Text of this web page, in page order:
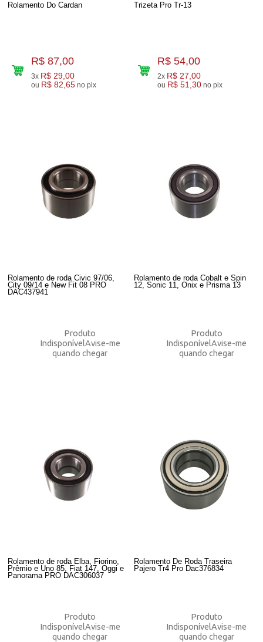
Rolamento Do Cardan
R$ 87,00
3x R$ 29,00
ou R$ 82,65 no pix
Trizeta Pro Tr-13
R$ 54,00
2x R$ 27,00
ou R$ 51,30 no pix
Rolamento de roda Civic 97/06,
City 09/14 e New Fit 08 PRO
DAC437941
Produto
IndisponívelAvise-me
quando chegar
Rolamento de roda Cobalt e Spin
12, Sonic 11, Onix e Prisma 13
Produto
IndisponívelAvise-me
quando chegar
Rolamento de roda Elba, Fiorino,
Prêmio e Uno 85, Fiat 147, Oggi e
Panorama PRO DAC306037
Produto
IndisponívelAvise-me
quando chegar
Rolamento De Roda Traseira
Pajero Tr4 Pro Dac376834
Produto
IndisponívelAvise-me
quando chegar